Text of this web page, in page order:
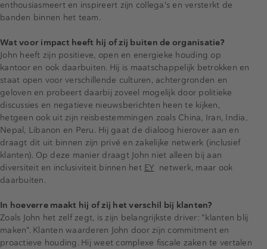
enthousiasmeert en inspireert zijn collega's en versterkt de
banden binnen het team.
Wat voor impact heeft hij of zij buiten de organisatie?
John heeft zijn positieve, open en energieke houding op
kantoor en ook daarbuiten. Hij is maatschappelijk betrokken en
staat open voor verschillende culturen, achtergronden en
geloven en probeert daarbij zoveel mogelijk door politieke
discussies en negatieve nieuwsberichten heen te kijken,
hetgeen ook uit zijn reisbestemmingen zoals China, Iran, India,
Nepal, Libanon en Peru. Hij gaat de dialoog hierover aan en
draagt dit uit binnen zijn privé en zakelijke netwerk (inclusief
klanten). Op deze manier draagt John niet alleen bij aan
diversiteit en inclusiviteit binnen het EY netwerk, maar ook
daarbuiten.
In hoeverre maakt hij of zij het verschil bij klanten?
Zoals John het zelf zegt, is zijn belangrijkste driver: "klanten blij
maken". Klanten waarderen John door zijn commitment en
proactieve houding. Hij weet complexe fiscale zaken te vertalen